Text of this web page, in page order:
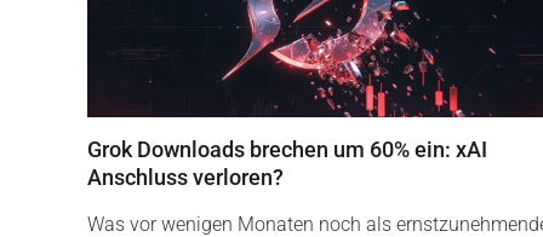
Grok Downloads brechen um 60% ein: xAI
Anschluss verloren?
Was vor wenigen Monaten noch als